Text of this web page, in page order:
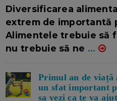
Diversificarea
extrem de importantă
Alimentele trebuie să
nu trebuie să ne ...
Primul an de viață
un sfat important
sa vezi ca te va